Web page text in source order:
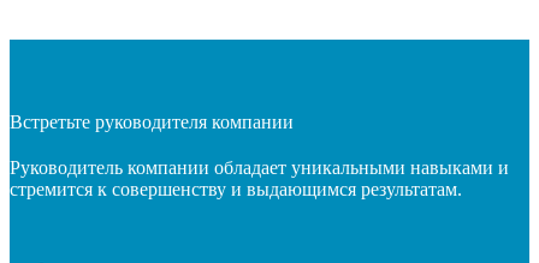
Встретьте руководителя компании
Руководитель компании обладает уникальными навыками и
стремится к совершенству и выдающимся результатам.